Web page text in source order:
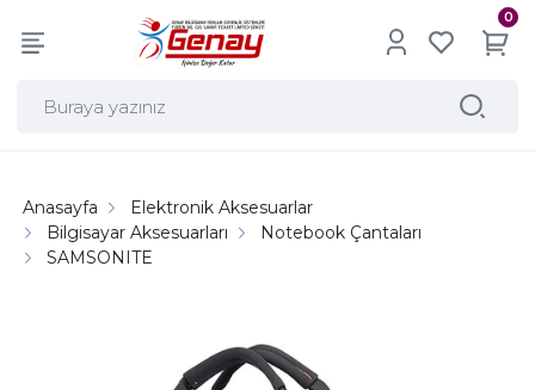
0
Anasayfa
Elektronik Aksesuarlar
Bilgisayar Aksesuarları
Notebook Çantaları
SAMSONITE